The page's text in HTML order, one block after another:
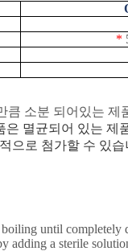
*
큼 소분 되어있는 제
은 멸균되어 있는 제
으로 첨가할 수 있습
until completely
adding a sterile